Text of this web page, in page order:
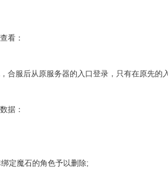
看：
服后从原服务器的入口登录，只有在原先的入
据：
定魔石的角色予以删除;